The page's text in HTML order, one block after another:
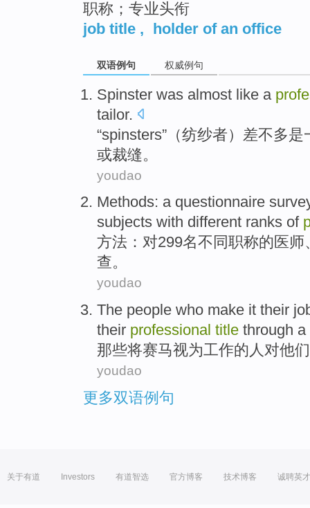
职称；专业头衔
job title , holder of an office
双语例句 权威例句
Spinster was almost like a
tailor.
“spinsters”（纺纱者） 差不多是
或裁缝。
youdao
Methods: a questionnaire
subjects with different ranks of
方法 ：对299名不同职称的 医师
查。
youdao
The people who make it their
their professional title through
那些将赛马视为工作的 人对他
youdao
更多双语例句
关于有道 Investors 有道智选 官方博客 技术博客 诚聘英才